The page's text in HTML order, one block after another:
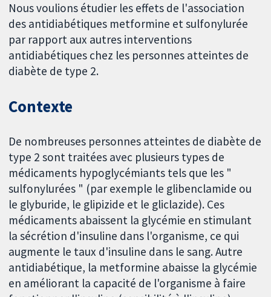
Nous voulions étudier les effets de l'association
des antidiabétiques metformine et sulfonylurée
par rapport aux autres interventions
antidiabétiques chez les personnes atteintes de
diabète de type 2.
Contexte
De nombreuses personnes atteintes de diabète de
type 2 sont traitées avec plusieurs types de
médicaments hypoglycémiants tels que les "
sulfonylurées " (par exemple le glibenclamide ou
le glyburide, le glipizide et le gliclazide). Ces
médicaments abaissent la glycémie en stimulant
la sécrétion d'insuline dans l'organisme, ce qui
augmente le taux d'insuline dans le sang. Autre
antidiabétique, la metformine abaisse la glycémie
en améliorant la capacité de l'organisme à faire